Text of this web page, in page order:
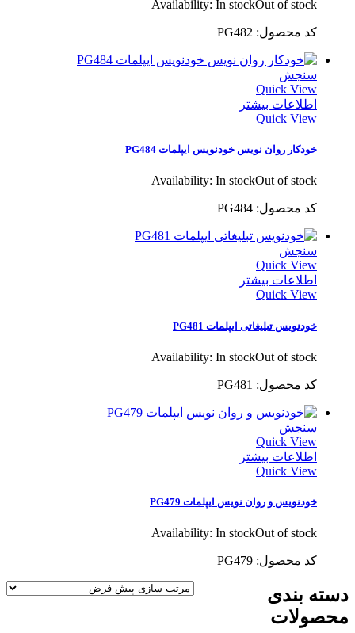
Availability: In stockOut of stock
کد محصول: PG482
سنجش
Quick View
اطلاعات بیشتر
Quick View
خودکار روان نویس خودنویس ایپلمات PG484
Availability: In stockOut of stock
کد محصول: PG484
سنجش
Quick View
اطلاعات بیشتر
Quick View
خودنویس تبلیغاتی ایپلمات PG481
Availability: In stockOut of stock
کد محصول: PG481
سنجش
Quick View
اطلاعات بیشتر
Quick View
خودنویس و روان نویس ایپلمات PG479
Availability: In stockOut of stock
کد محصول: PG479
دسته بندی
محصولات